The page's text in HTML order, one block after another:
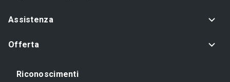
Assistenza
Offerta
Riconoscimenti